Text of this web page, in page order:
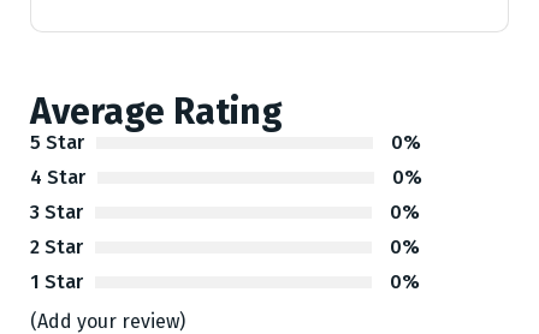
Average Rating
5 Star
0%
4 Star
0%
3 Star
0%
2 Star
0%
1 Star
0%
(Add your review)